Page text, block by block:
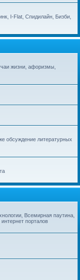
I-Flat, Спидилайн, Бизби,
жизни, афоризмы,
обсуждение литературных
Всемирная паутина,
порталов